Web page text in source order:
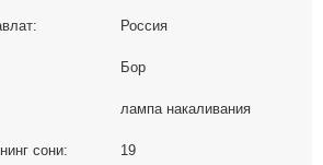
Россия
Бор
лампа накаливания
сони: 19